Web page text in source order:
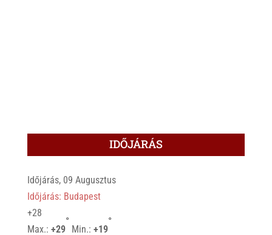
IDŐJÁRÁS
Időjárás, 09 Augusztus
Időjárás: Budapest
+28
Max.: +29
°
Min.: +19
°